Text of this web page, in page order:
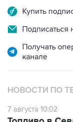
Купить
Подписаться
Получать
канале
НОВОСТИ ПО
7 августа 10:02